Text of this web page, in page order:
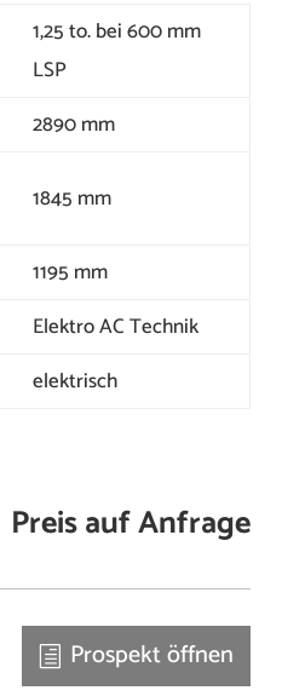
1,25 to. bei 600 mm
LSP
2890 mm
1845 mm
1195 mm
Elektro AC Technik
elektrisch
Preis auf Anfrage
Prospekt öffnen